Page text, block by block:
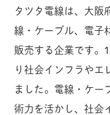
タツタ電線は、大阪
線・ケーブル、電子
販売する企業です。
り社会インフラやエ
ました。電線・ケー
術力を活かし、社会